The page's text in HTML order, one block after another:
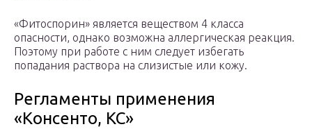
«Фитоспорин» является веществом 4 класса
опасности, однако возможна аллергическая реакция.
Поэтому при работе с ним следует избегать
попадания раствора на слизистые или кожу.
Регламенты применения
«Консенто, КС»